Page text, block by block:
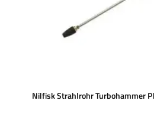
Nilfisk Strahlrohr Turbohammer